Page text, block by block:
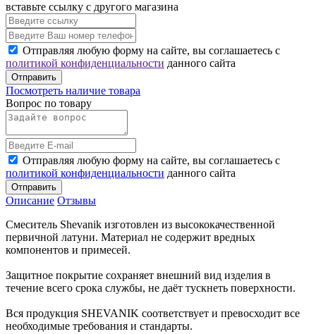
вставьте ссылку с другого магазина
Отправляя любую форму на сайте, вы соглашаетесь с
политикой конфиденциальности данного сайта
Отправить
Посмотреть наличие товара
Вопрос по товару
Отправляя любую форму на сайте, вы соглашаетесь с
политикой конфиденциальности данного сайта
Отправить
Описание Отзывы
Смеситель Shevanik изготовлен из высококачественной
первичной латуни. Материал не содержит вредных
компонентов и примесей.
Защитное покрытие сохраняет внешний вид изделия в
течение всего срока службы, не даёт тускнеть поверхности.
Вся продукция SHEVANIK соответствует и превосходит все
необходимые требования и стандарты.